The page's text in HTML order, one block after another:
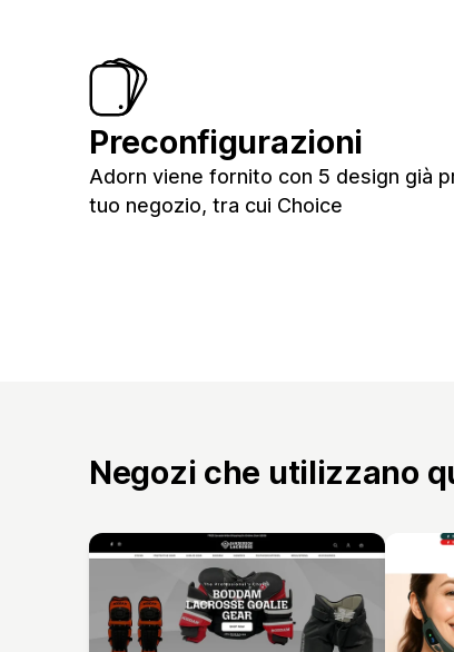
Preconfigurazioni
Adorn viene fornito con 5 design già
tuo negozio, tra cui Choice
Negozi che utilizzano